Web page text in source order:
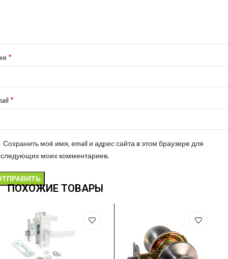
*
*
Сохранить моё имя, email и адрес сайта в этом браузере для
моих комментариев.
ПОХОЖИЕ ТОВАРЫ